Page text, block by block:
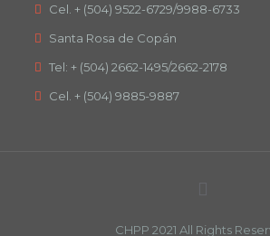
Cel. + (504) 9522-6729/9988-6733
Santa Rosa de Copán
Tel: + (504) 2662-1495/2662-2178
Cel. + (504) 9885-9887
CHPP 2021 All Rights